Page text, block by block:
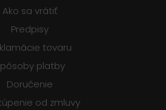
Ako sa vrátiť
Predpisy
tovaru
platby
Doručenie
od zmluvy